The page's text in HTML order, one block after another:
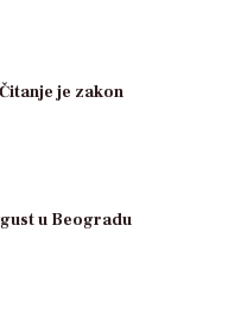
je zakon
u Beogradu